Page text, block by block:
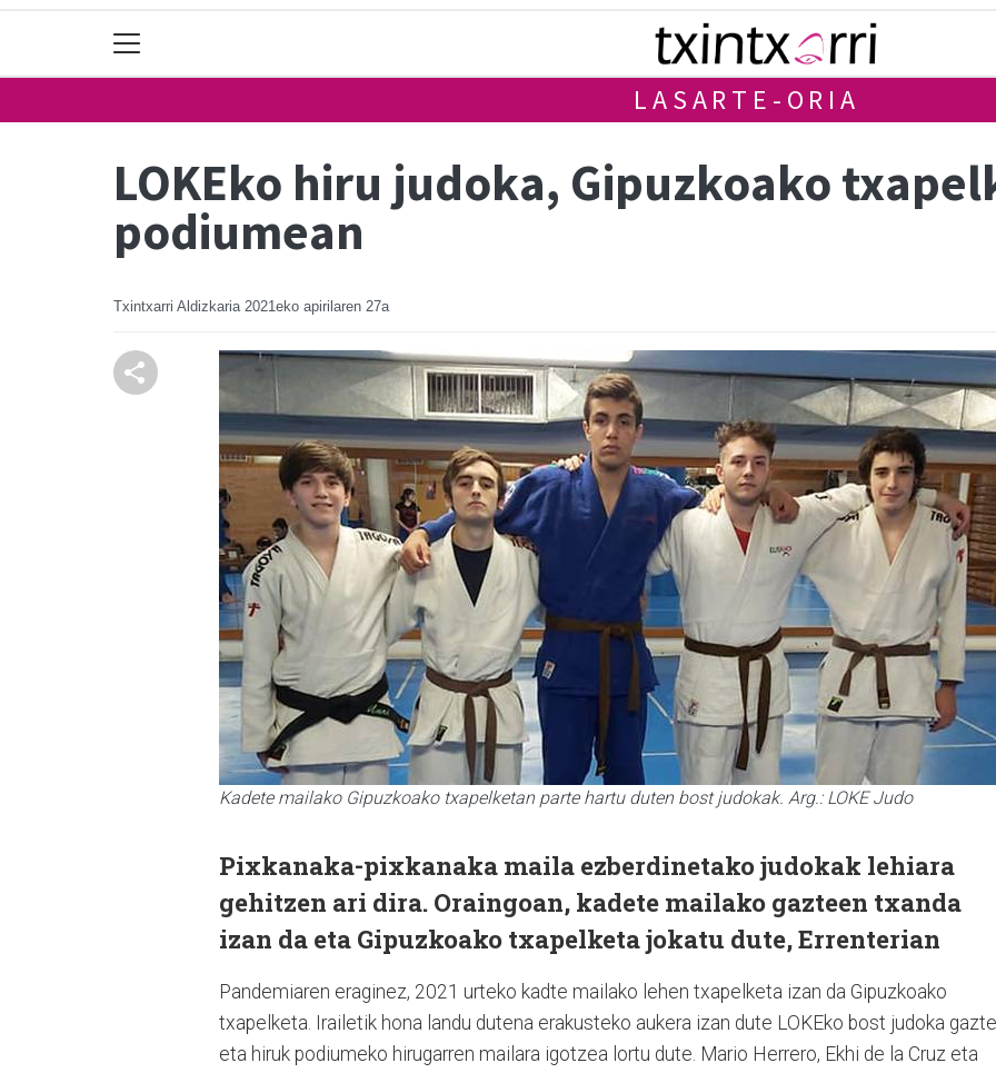
LASARTE-ORIA
LOKEko hiru judoka, Gipuzkoako
podiumean
Txintxarri Aldizkaria 2021eko apirilaren 27a
Kadete mailako Gipuzkoako txapelketan parte hartu duten bost judokak. Arg.: LOKE Judo
Pixkanaka-pixkanaka maila ezberdinetako judokak lehiara
gehitzen ari dira. Oraingoan, kadete mailako gazteen txanda
izan da eta Gipuzkoako txapelketa jokatu dute, Errenterian
Pandemiaren eraginez, 2021 urteko kadte mailako lehen txapelketa izan da Gipuzkoako
txapelketa. Irailetik hona landu dutena erakusteko aukera izan dute LOKEko bost judoka
eta hiruk podiumeko hirugarren mailara igotzea lortu dute. Mario Herrero, Ekhi de la Cruz eta